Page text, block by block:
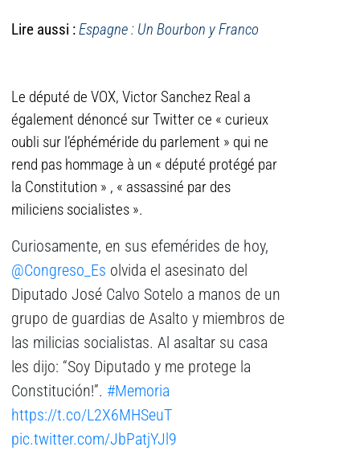
Lire aussi :Espagne : Un Bourbon y Franco
Le député de VOX, Victor Sanchez Real a
également dénoncé sur Twitter ce « curieux
oubli sur l’éphéméride du parlement » qui ne
rend pas hommage à un « député protégé par
la Constitution » , « assassiné par des
miliciens socialistes ».
Curiosamente, en sus efemérides de hoy,
@Congreso_Es olvida el asesinato del
Diputado José Calvo Sotelo a manos de un
grupo de guardias de Asalto y miembros de
las milicias socialistas. Al asaltar su casa
les dijo: “Soy Diputado y me protege la
Constitución!”. #Memoria
https://t.co/L2X6MHSeuT
pic.twitter.com/JbPatjYJl9